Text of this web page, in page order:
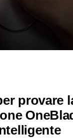
provare